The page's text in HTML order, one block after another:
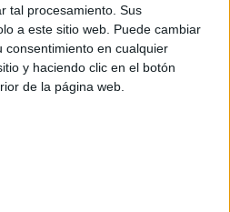
tal procesamiento. Sus
a este sitio web. Puede cambiar
en cualquier
y haciendo clic en el botón
de la página web.
y condicionesy lapolítica de